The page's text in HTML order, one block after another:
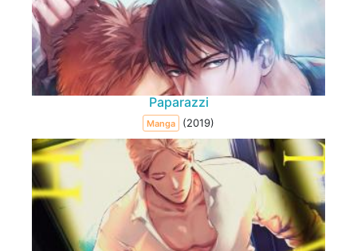
Paparazzi
Manga (2019)